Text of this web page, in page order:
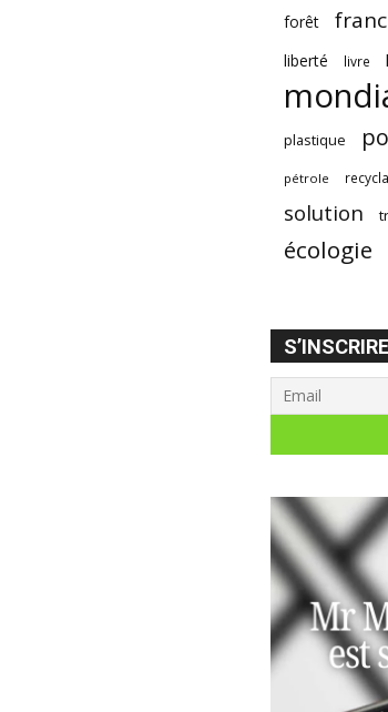
forêt
liberté livre
plastique
pétrole
solution
écologie